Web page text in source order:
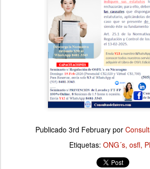
Publicado 3rd Februarypor
Etiquetas: ONG´s osfl